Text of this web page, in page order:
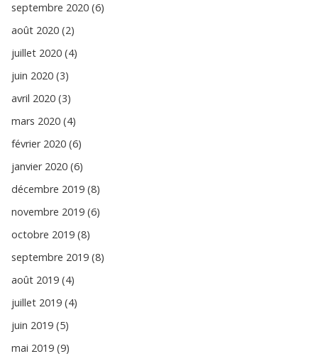
septembre 2020 (6)
août 2020 (2)
juillet 2020 (4)
juin 2020 (3)
avril 2020 (3)
mars 2020 (4)
février 2020 (6)
janvier 2020 (6)
décembre 2019 (8)
novembre 2019 (6)
octobre 2019 (8)
septembre 2019 (8)
août 2019 (4)
juillet 2019 (4)
juin 2019 (5)
mai 2019 (9)